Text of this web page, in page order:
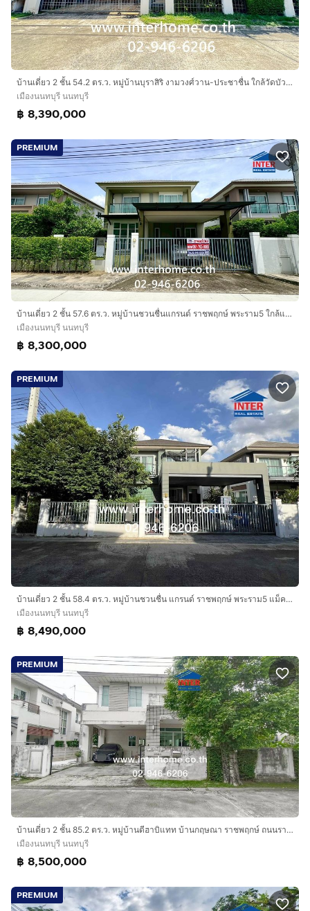
บ้านเดี่ยว 2 ชั้น 54.2 ตร.ว. หมู่บ้านบุราสิริ งามวงศ์วาน-ประชาชื่น ใกล้วัดบัวขวัญ ถนนงามวงศ์วาน ถนนประชาชื่น เมืองนนทบุรี นนทบุรี
เมืองนนทบุรี นนทบุรี
฿ 8,390,000
PREMIUM
บ้านเดี่ยว 2 ชั้น 57.6 ตร.ว. หมู่บ้านชวนชื่นแกรนด์ ราชพฤกษ์ พระราม5 ใกล้แม็คโครพระราม5 ถนนนครอินทร์ ถนนติวานนท์ เมืองนนทบุรี นนทบุรี
เมืองนนทบุรี นนทบุรี
฿ 8,300,000
PREMIUM
บ้านเดี่ยว 2 ชั้น 58.4 ตร.ว. หมู่บ้านชวนชื่น แกรนด์ ราชพฤกษ์ พระราม5 แม็คโคร พระราม 5 ถนนนครอินทร์ ถนนติวานนท์ เมืองนนทบุรี นนทบุรี
เมืองนนทบุรี นนทบุรี
฿ 8,490,000
PREMIUM
บ้านเดี่ยว 2 ชั้น 85.2 ตร.ว. หมู่บ้านดีฮาบิแทท บ้านกฤษณา ราชพฤกษ์ ถนนราชพฤกษ์ เมืองนนทบุรี นนทบุรี
เมืองนนทบุรี นนทบุรี
฿ 8,500,000
PREMIUM